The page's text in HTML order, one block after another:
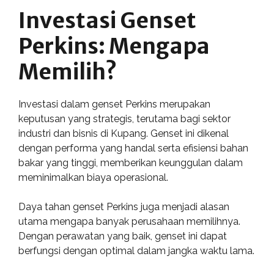
Investasi Genset
Perkins: Mengapa
Memilih?
Investasi dalam genset Perkins merupakan
keputusan yang strategis, terutama bagi sektor
industri dan bisnis di Kupang. Genset ini dikenal
dengan performa yang handal serta efisiensi bahan
bakar yang tinggi, memberikan keunggulan dalam
meminimalkan biaya operasional.
Daya tahan genset Perkins juga menjadi alasan
utama mengapa banyak perusahaan memilihnya.
Dengan perawatan yang baik, genset ini dapat
berfungsi dengan optimal dalam jangka waktu lama.